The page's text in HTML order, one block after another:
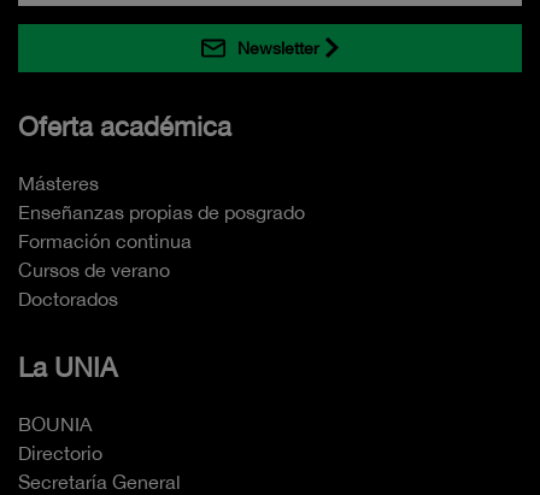
Newsletter
Oferta académica
Másteres
Enseñanzas propias de posgrado
Formación continua
Cursos de verano
Doctorados
La UNIA
BOUNIA
Directorio
Secretaría General